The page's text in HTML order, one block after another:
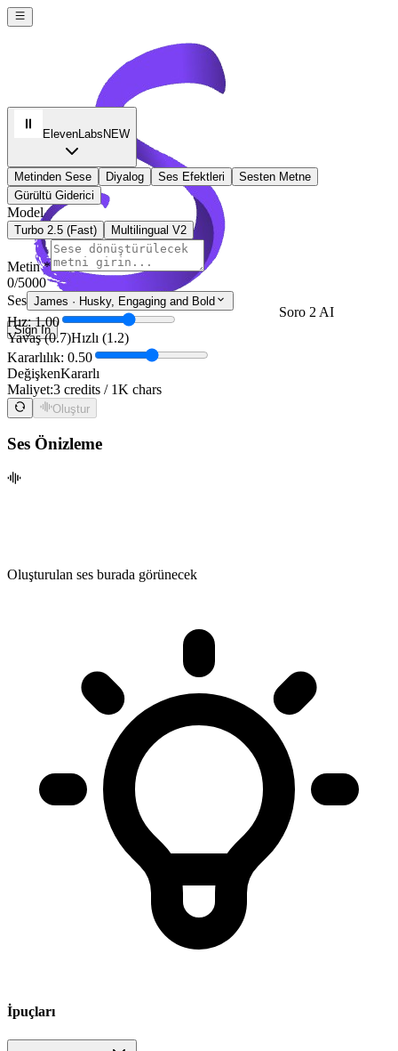
Soro 2 AI
Sign In
ElevenLabs NEW
Metinden Sese Diyalog Ses Efektleri
Sesten Metne
Gürültü Giderici
Model
Turbo 2.5 (Fast) Multilingual V2
Metin *
0/5000
Ses James · Husky, Engaging and Bold
Hız: 1.00
Yavaş (0.7)Hızlı (1.2)
Kararlılık: 0.50
DeğişkenKararlı
Maliyet:3 credits / 1K chars
Oluştur
Ses Önizleme
Oluşturulan ses burada görünecek
İpuçları